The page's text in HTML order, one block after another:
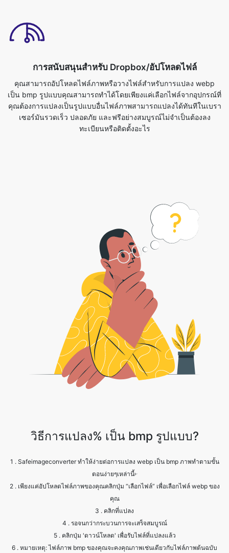
การสนับสนุนสำหรับ Dropbox/อัปโหลดไฟล์
คุณสามารถอัปโหลดไฟล์ภาพหรือวางไฟล์สำหรับการแปลง webp
คุณต้องการแปลงเป็นรูปแบบอื่นไฟล์ภาพสามารถแปลงได้ทันทีในเบรา
เซอร์มันรวดเร็ว ปลอดภัย และฟรีอย่างสมบูรณ์ไม่จำเป็นต้องลง
ทะเบียนหรือติดตั้งอะไร
วิธีการแปลง% เป็น bmp รูปแบบ?
ตอนง่ายๆเหล่านี้፦
2 . เพียงแค่อัปโหลดไฟล์ภาพของคุณคลิกปุ่ม “เลือกไฟล์” เพื่อเลือกไฟล์ webp ของ
3 . คลิกที่แปลง
4 . รอจนกว่ากระบวนการจะเสร็จสมบูรณ์
5 . คลิกปุ่ม 'ดาวน์โหลด' เพื่อรับไฟล์ที่แปลงแล้ว
6 . หมายเหตุ: ไฟล์ภาพ bmp ของคุณจะคงคุณภาพเช่นเดียวกับไฟล์ภาพต้นฉบับ
ของคุณ